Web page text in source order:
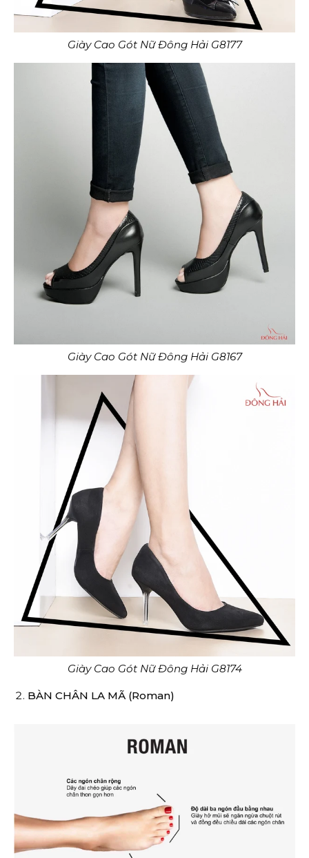
Giày Cao Gót Nữ Đông Hải G8177
Giày Cao Gót Nữ Đông Hải G8167
Giày Cao Gót Nữ Đông Hải G8174
BÀN CHÂN LA MÃ (Roman)